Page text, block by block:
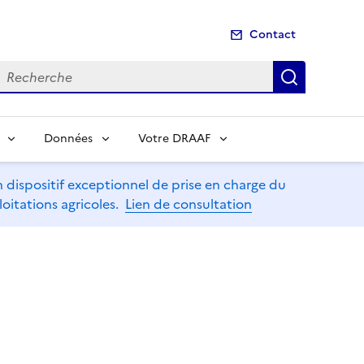
Contact
Données Votre DRAAF
exceptionnel de prise en charge du
agricoles. Lien de consultation